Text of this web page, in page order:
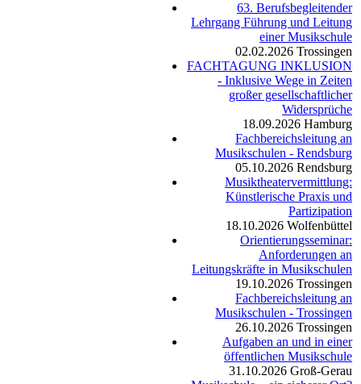
63. Berufsbegleitender
Lehrgang Führung und Leitung
einer Musikschule
02.02.2026 Trossingen
FACHTAGUNG INKLUSION
- Inklusive Wege in Zeiten
großer gesellschaftlicher
Widersprüche
18.09.2026 Hamburg
Fachbereichsleitung an
Musikschulen - Rendsburg
05.10.2026 Rendsburg
Musiktheatervermittlung:
Künstlerische Praxis und
Partizipation
18.10.2026 Wolfenbüttel
Orientierungsseminar:
Anforderungen an
Leitungskräfte in Musikschulen
19.10.2026 Trossingen
Fachbereichsleitung an
Musikschulen - Trossingen
26.10.2026 Trossingen
Aufgaben an und in einer
öffentlichen Musikschule
31.10.2026 Groß-Gerau